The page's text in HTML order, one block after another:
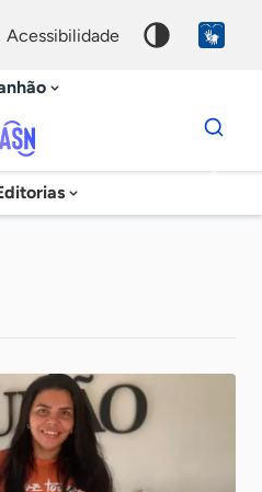
acessibilidade
Dados
para
chave